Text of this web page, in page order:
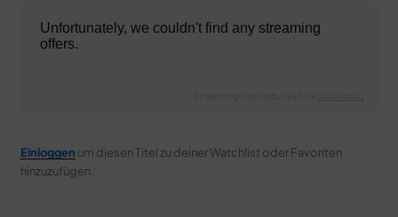
Einloggen um diesen Titel zu deiner Watchlist oder Favoriten
hinzuzufügen.